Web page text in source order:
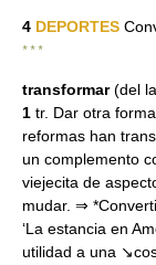
4 DEPORTES
* * *
transformar(del
1 tr. Dar otra
reformas han
un complemento
viejecita de
mudar. ⇒
‘La estancia en
utilidad a una